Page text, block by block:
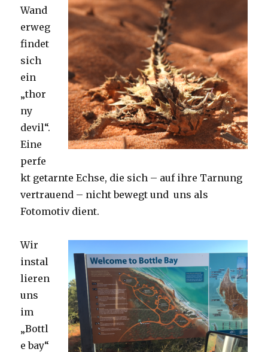
Wand
erweg
findet
sich
ein
„thor
ny
devil“.
Eine
perfe
kt getarnte Echse, die sich – auf ihre Tarnung
vertrauend – nicht bewegt und uns als
Fotomotiv dient.
Wir
instal
lieren
uns
im
„Bottl
e bay“